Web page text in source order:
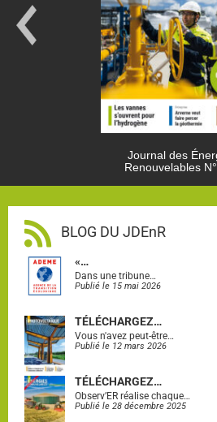
Journal des
Renouvelables
BLOG DU JDEnR
«…
Dans une tribune…
Publié le 15 mai 2026
TÉLÉCHARGEZ…
Vous n'avez peut-être…
Publié le 12 mars 2026
TÉLÉCHARGEZ…
Observ’ER réalise chaque…
Publié le 28 décembre 2025